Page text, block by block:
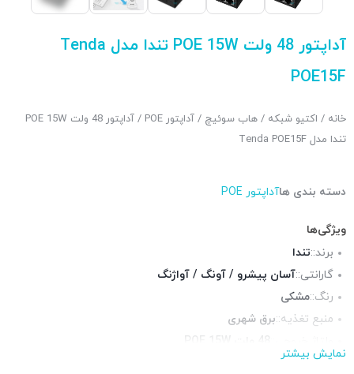
آداپتور 48 ولت POE 15W تندا مدل Tenda
POE15F
خانه / اکتیو شبکه / هاب سوئیچ / آداپتور POE
/ آداپتور 48 ولت POE 15W
تندا مدل Tenda POE15F
دسته بندی هاآداپتور POE
ویژگی‌ها
برند::تندا
گارانتی::آسان پیشرو / آونگ / آواژنگ
رنگ::مشکی
منبع تغذیه::برق شهری
48 ولت POE 15W
پورت شبکه::
نمایش بیشتر